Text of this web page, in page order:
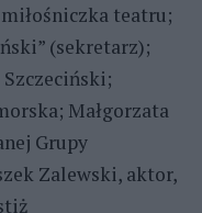
teatru;
(sekretarz);
Małgorzata
Grupy
Zalewski, aktor,